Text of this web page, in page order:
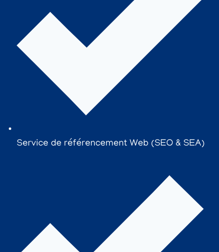
Service de référencement Web (SEO & SEA)